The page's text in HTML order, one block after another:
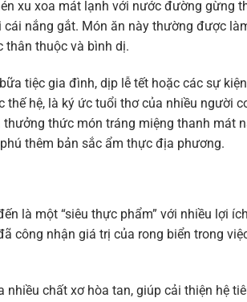
xu xoa mát lạnh với nước đường gừng
nắng gắt. Món ăn này thường được
thân thuộc và bình dị.
tiệc gia đình, dịp lễ tết hoặc các sự
hệ, là ký ức tuổi thơ của nhiều người
thức món tráng miệng thanh mát
thêm bản sắc ẩm thực địa phương.
là một “siêu thực phẩm” với nhiều lợi
công nhận giá trị của rong biển trong
nhiều chất xơ hòa tan, giúp cải thiện hệ